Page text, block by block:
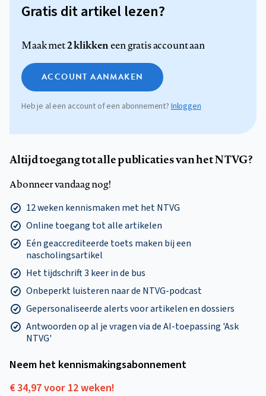
Gratis dit artikel lezen?
Maak met2 klikkeneen gratis account aan
ACCOUNT AANMAKEN
Heb je al een account of een abonnement? Inloggen
Altijd toegang tot alle publicaties van het NTVG?
Abonneer vandaag nog!
12 weken kennismaken met het NTVG
Online toegang tot alle artikelen
Eén geaccrediteerde toets maken bij een
nascholingsartikel
Het tijdschrift 3 keer in de bus
Onbeperkt luisteren naar de NTVG-podcast
Gepersonaliseerde alerts voor artikelen en dossiers
Antwoorden op al je vragen via de AI-toepassing 'Ask
NTVG'
Neem het kennismakings­abonnement
€ 34,97 voor 12 weken!